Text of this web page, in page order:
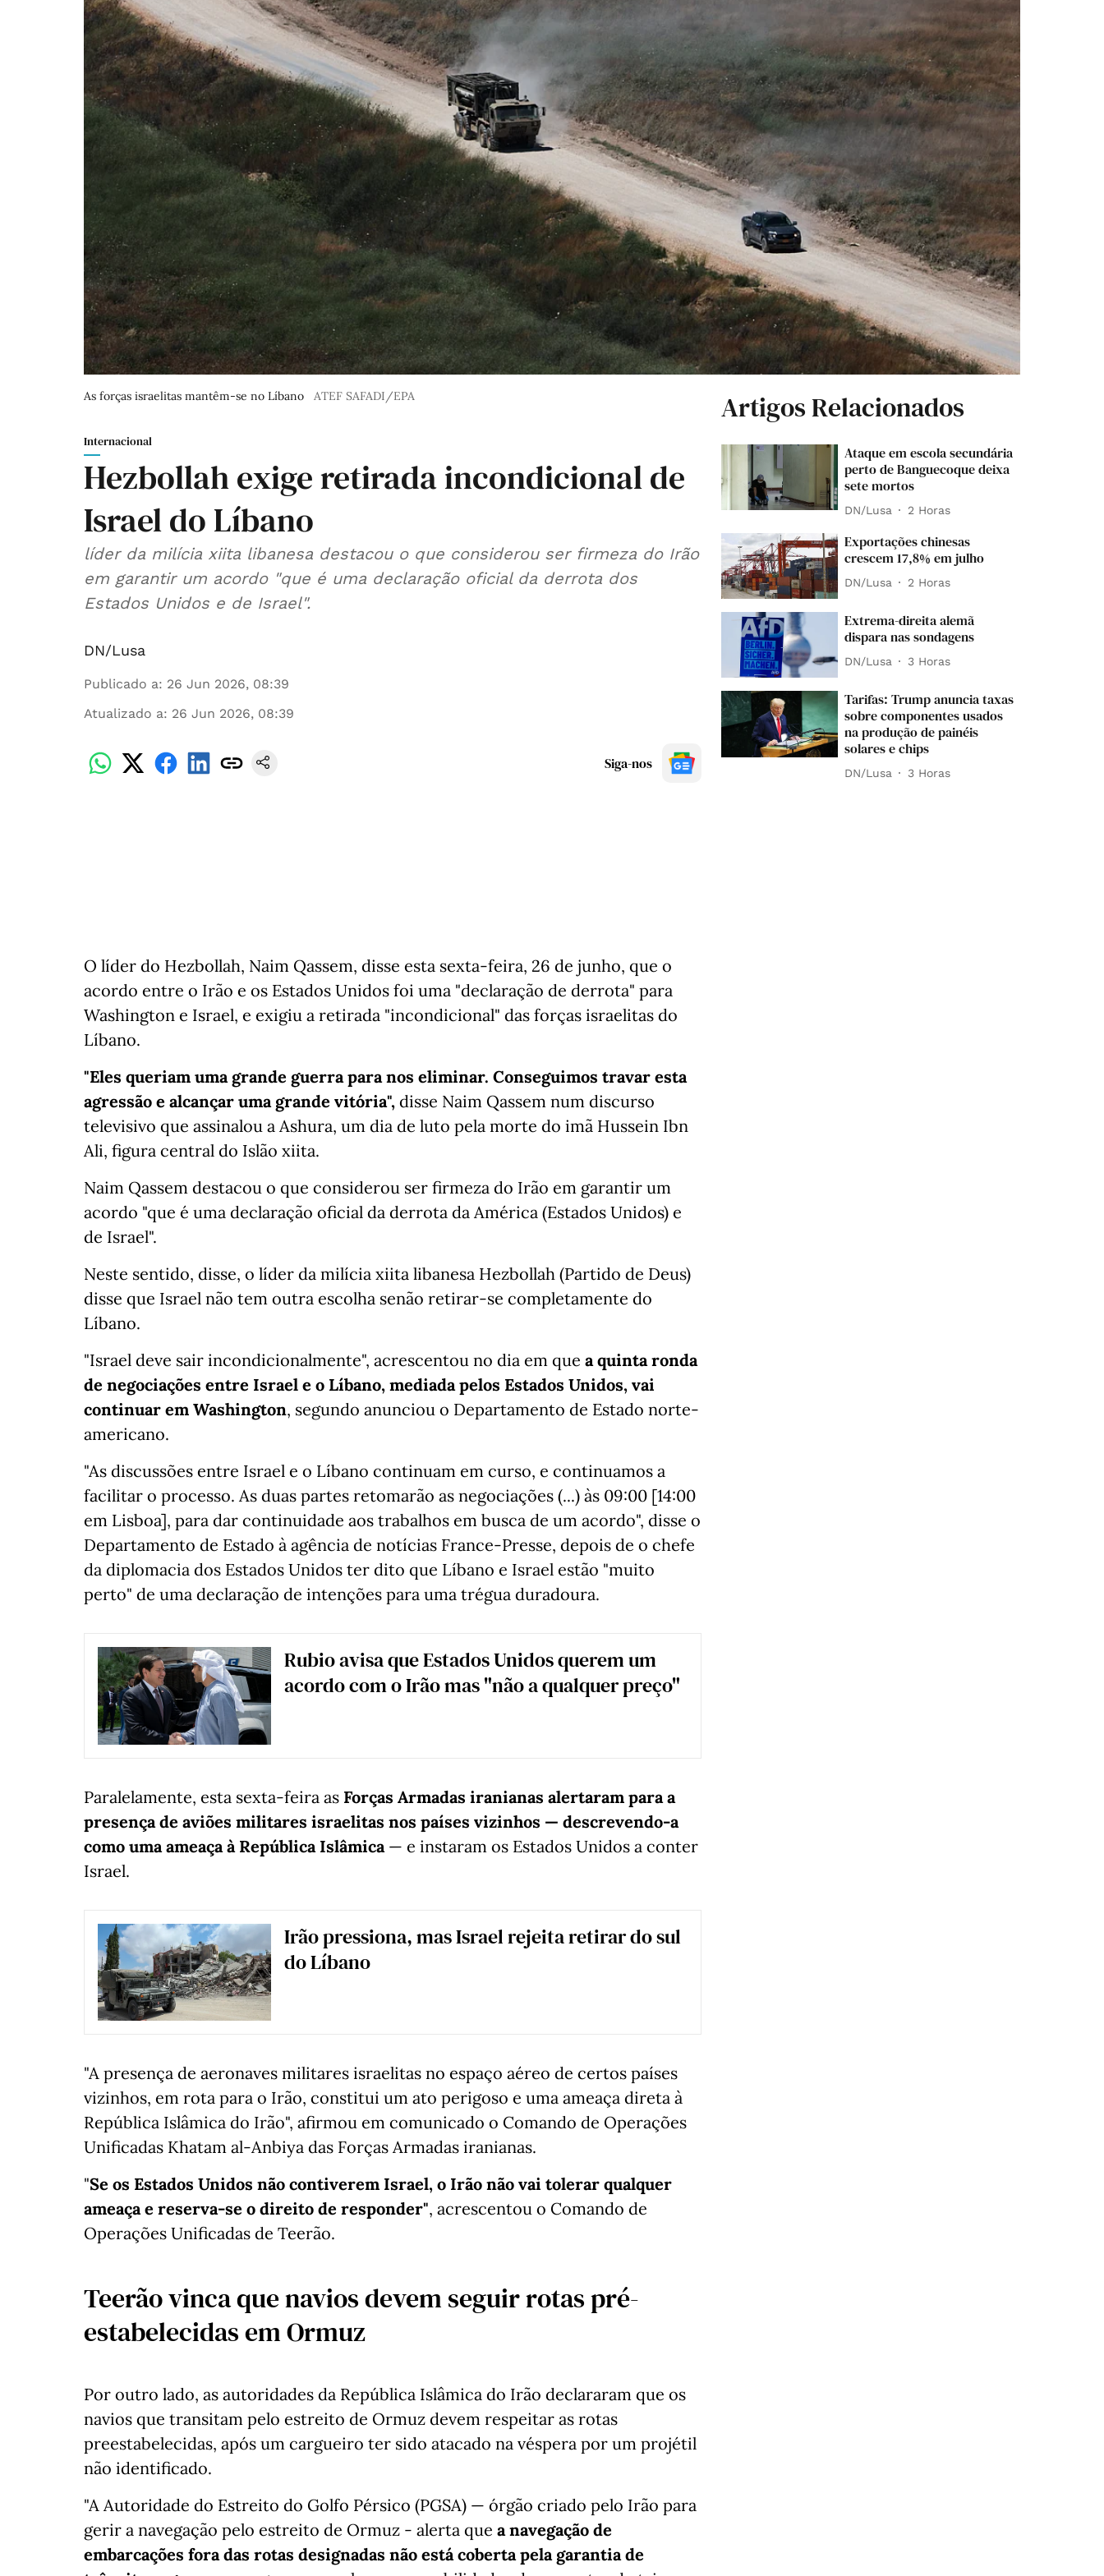
As forças israelitas mantêm-se no Líbano ATEF SAFADI/EPA
Internacional
Hezbollah exige retirada incondicional de
Israel do Líbano
líder da milícia xiita libanesa destacou o que considerou ser firmeza do Irão
em garantir um acordo "que é uma declaração oficial da derrota dos
Estados Unidos e de Israel".
DN/Lusa
Publicado a: 26 Jun 2026, 08:39
Atualizado a: 26 Jun 2026, 08:39
Siga-nos
O líder do Hezbollah, Naim Qassem, disse esta sexta-feira, 26 de junho, que o
acordo entre o Irão e os Estados Unidos foi uma "declaração de derrota" para
Washington e Israel, e exigiu a retirada "incondicional" das forças israelitas do
Líbano.
"Eles queriam uma grande guerra para nos eliminar. Conseguimos travar esta
agressão e alcançar uma grande vitória", disse Naim Qassem num discurso
televisivo que assinalou a Ashura, um dia de luto pela morte do imã Hussein Ibn
Ali, figura central do Islão xiita.
Naim Qassem destacou o que considerou ser firmeza do Irão em garantir um
acordo "que é uma declaração oficial da derrota da América (Estados Unidos) e
de Israel".
Neste sentido, disse, o líder da milícia xiita libanesa Hezbollah (Partido de Deus)
disse que Israel não tem outra escolha senão retirar-se completamente do
Líbano.
"Israel deve sair incondicionalmente", acrescentou no dia em que a quinta ronda
de negociações entre Israel e o Líbano, mediada pelos Estados Unidos, vai
continuar em Washington, segundo anunciou o Departamento de Estado norte-
americano.
"As discussões entre Israel e o Líbano continuam em curso, e continuamos a
facilitar o processo. As duas partes retomarão as negociações (...) às 09:00 [14:00
em Lisboa], para dar continuidade aos trabalhos em busca de um acordo", disse o
Departamento de Estado à agência de notícias France-Presse, depois de o chefe
da diplomacia dos Estados Unidos ter dito que Líbano e Israel estão "muito
perto" de uma declaração de intenções para uma trégua duradoura.
Rubio avisa que Estados Unidos querem um
acordo com o Irão mas "não a qualquer preço"
Paralelamente, esta sexta-feira as Forças Armadas iranianas alertaram para a
presença de aviões militares israelitas nos países vizinhos — descrevendo-a
como uma ameaça à República Islâmica — e instaram os Estados Unidos a conter
Israel.
Irão pressiona, mas Israel rejeita retirar do sul
do Líbano
"A presença de aeronaves militares israelitas no espaço aéreo de certos países
vizinhos, em rota para o Irão, constitui um ato perigoso e uma ameaça direta à
República Islâmica do Irão", afirmou em comunicado o Comando de Operações
Unificadas Khatam al-Anbiya das Forças Armadas iranianas.
"Se os Estados Unidos não contiverem Israel, o Irão não vai tolerar qualquer
ameaça e reserva-se o direito de responder", acrescentou o Comando de
Operações Unificadas de Teerão.
Teerão vinca que navios devem seguir rotas pré-
estabelecidas em Ormuz
Por outro lado, as autoridades da República Islâmica do Irão declararam que os
navios que transitam pelo estreito de Ormuz devem respeitar as rotas
preestabelecidas, após um cargueiro ter sido atacado na véspera por um projétil
não identificado.
"A Autoridade do Estreito do Golfo Pérsico (PGSA) — órgão criado pelo Irão para
gerir a navegação pelo estreito de Ormuz - alerta que a navegação de
embarcações fora das rotas designadas não está coberta pela garantia de
Artigos Relacionados
Ataque em escola secundária
perto de Banguecoque deixa
sete mortos
DN/Lusa 2 Horas
Exportações chinesas
crescem 17,8% em julho
DN/Lusa 2 Horas
Extrema-direita alemã
dispara nas sondagens
DN/Lusa 3 Horas
Tarifas: Trump anuncia taxas
sobre componentes usados
na produção de painéis
solares e chips
DN/Lusa 3 Horas